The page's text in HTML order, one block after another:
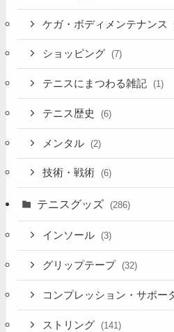
ケガ・ボディメンテナンス
ショッピング (7)
テニスにまつわる雑記 (1)
テニス歴史 (6)
メンタル (2)
技術・戦術 (6)
テニスグッズ (286)
インソール (3)
グリップテープ (32)
コンプレッション・サポー
ストリング (141)